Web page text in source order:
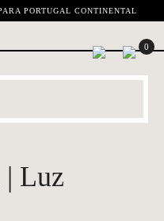
PORTUGAL CONTINENTAL
0
| Luz